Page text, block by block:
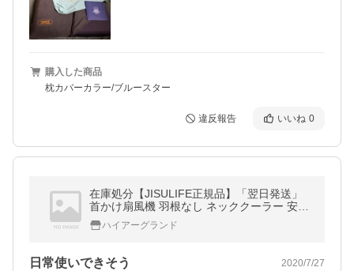
購入した商品
枕カバーカラー/ブルースター
違反報告 いいね 0
在庫処分【JISULIFE正規品】「翌日発送」
首かけ扇風機 羽根なし ネッククーラー 安全
ネックファン 室外 運動 ハンズフリー USB充
電式 扇風機 熱中症対策
ハイアーグランド
日常使いできそう 2020/7/27